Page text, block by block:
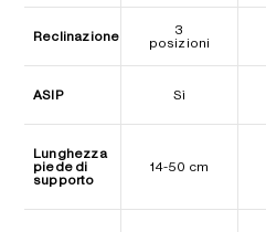
Reclinazione
3
posizioni
ASIP Sì
Lunghezza
piede di
supporto
14-50 cm